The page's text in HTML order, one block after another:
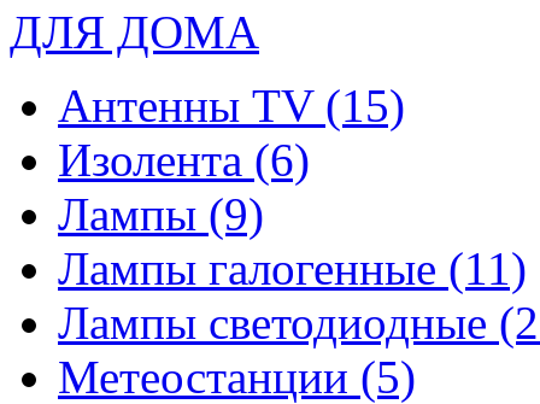
ДЛЯ ДОМА
Антенны TV (15)
Изолента (6)
Лампы (9)
Лампы галогенные (11)
Лампы светодиодные
Метеостанции (5)